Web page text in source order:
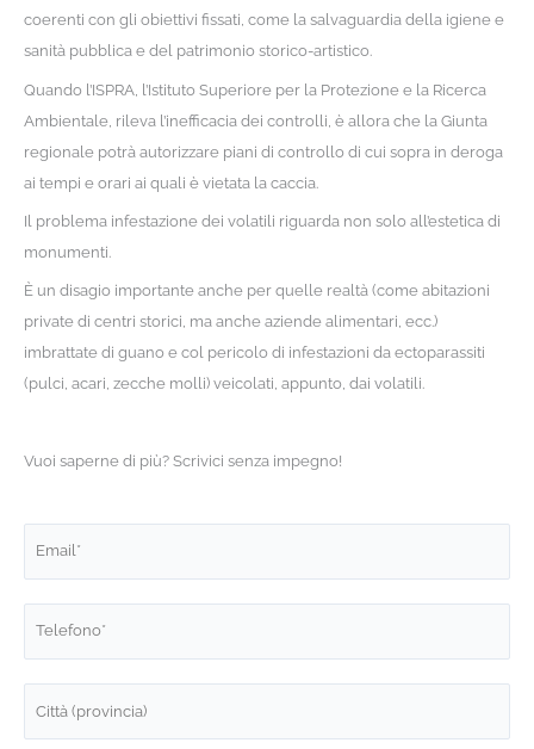
coerenti con gli obiettivi fissati, come la salvaguardia della igiene e
sanità pubblica e del patrimonio storico-artistico.
Quando l’ISPRA, l’Istituto Superiore per la Protezione e la Ricerca
Ambientale, rileva l’inefficacia dei controlli, è allora che la Giunta
regionale potrà autorizzare piani di controllo di cui sopra in deroga
ai tempi e orari ai quali è vietata la caccia.
Il problema infestazione dei volatili riguarda non solo all’estetica di
monumenti.
È un disagio importante anche per quelle realtà (come abitazioni
private di centri storici, ma anche aziende alimentari, ecc.)
imbrattate di guano e col pericolo di infestazioni da ectoparassiti
(pulci, acari, zecche molli) veicolati, appunto, dai volatili.
Vuoi saperne di più? Scrivici senza impegno!